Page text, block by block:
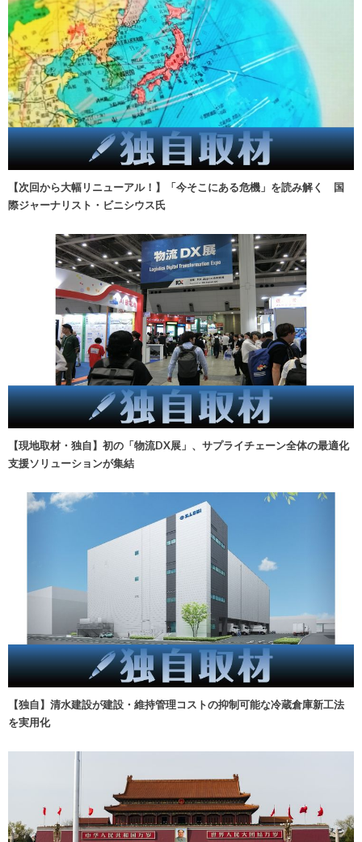
【次回から大幅リニューアル！】「今そこにある危機」を読み解く 国
際ジャーナリスト・ビニシウス氏
【現地取材・独自】初の「物流DX展」、サプライチェーン全体の最適化
支援ソリューションが集結
【独自】清水建設が建設・維持管理コストの抑制可能な冷蔵倉庫新工法
を実用化